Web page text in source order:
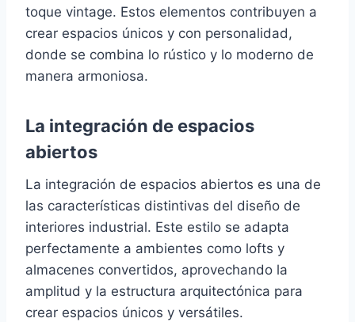
toque vintage. Estos elementos contribuyen a
crear espacios únicos y con personalidad,
donde se combina lo rústico y lo moderno de
manera armoniosa.
La integración de espacios
abiertos
La integración de espacios abiertos es una de
las características distintivas del diseño de
interiores industrial. Este estilo se adapta
perfectamente a ambientes como lofts y
almacenes convertidos, aprovechando la
amplitud y la estructura arquitectónica para
crear espacios únicos y versátiles.